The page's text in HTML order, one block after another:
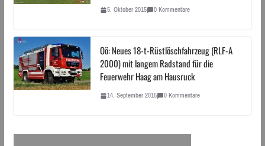
5. Oktober 2015 0 Kommentare
Oö: Neues 18-t-Rüstlöschfahrzeug (RLF-A
2000) mit langem Radstand für die
Feuerwehr Haag am Hausruck
14. September 2015 0 Kommentare